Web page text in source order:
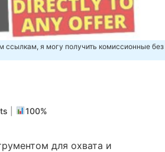
ссылкам, я могу получить комиссионные без
100%
для охвата и